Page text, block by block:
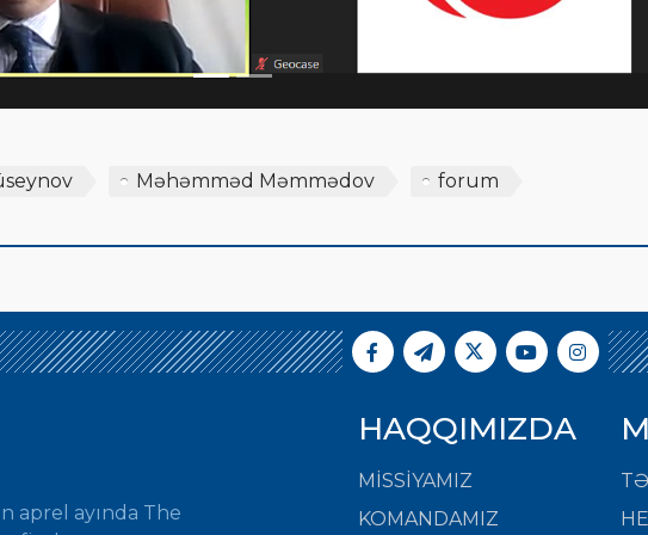
Məhəmməd Məmmədov forum
aprel ayında The
HAQQIMIZDA
MISSIYAMIZ
KOMANDAMIZ